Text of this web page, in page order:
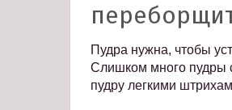
Пудра нужна, чтобы
Слишком много пудры
пудру легкими